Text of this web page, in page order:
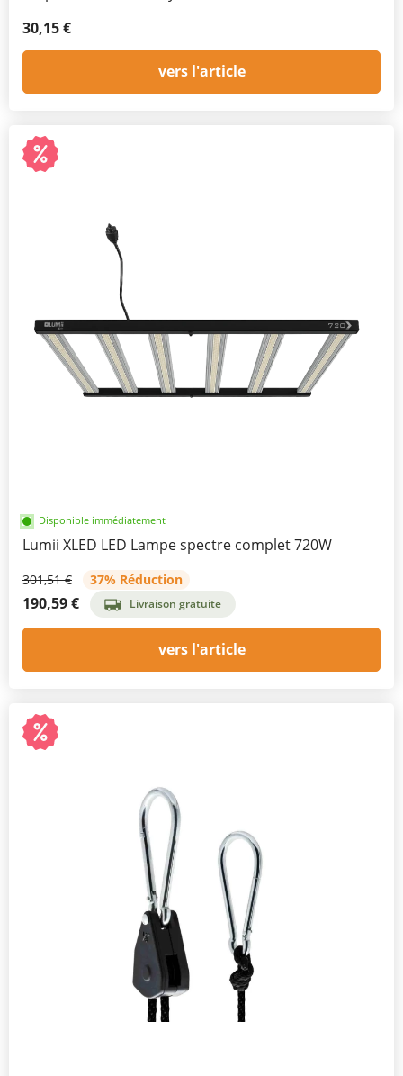
30,15 €
vers l'article
Disponible immédiatement
Lumii XLED LED Lampe spectre complet 720W
301,51 € 37% Réduction
190,59 € Livraison gratuite
vers l'article